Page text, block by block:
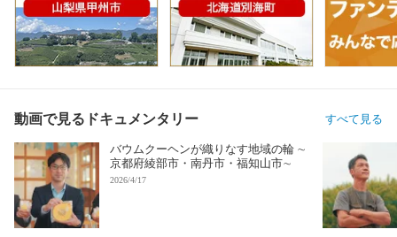
動画で見るドキュメンタリー すべて見る
バウムクーヘンが織りなす地域の輪 ∼
京都府綾部市・南丹市・福知山市∼
2026/4/17